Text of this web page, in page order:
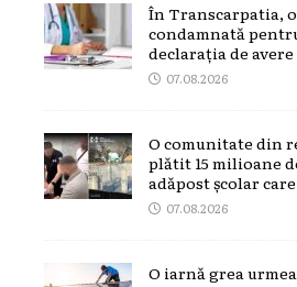
În Transcarpatia,
condamnată
declarația de
07.08.2026
O comunitate din
plătit 15 milioane
adăpost școlar
07.08.2026
O iarnă grea